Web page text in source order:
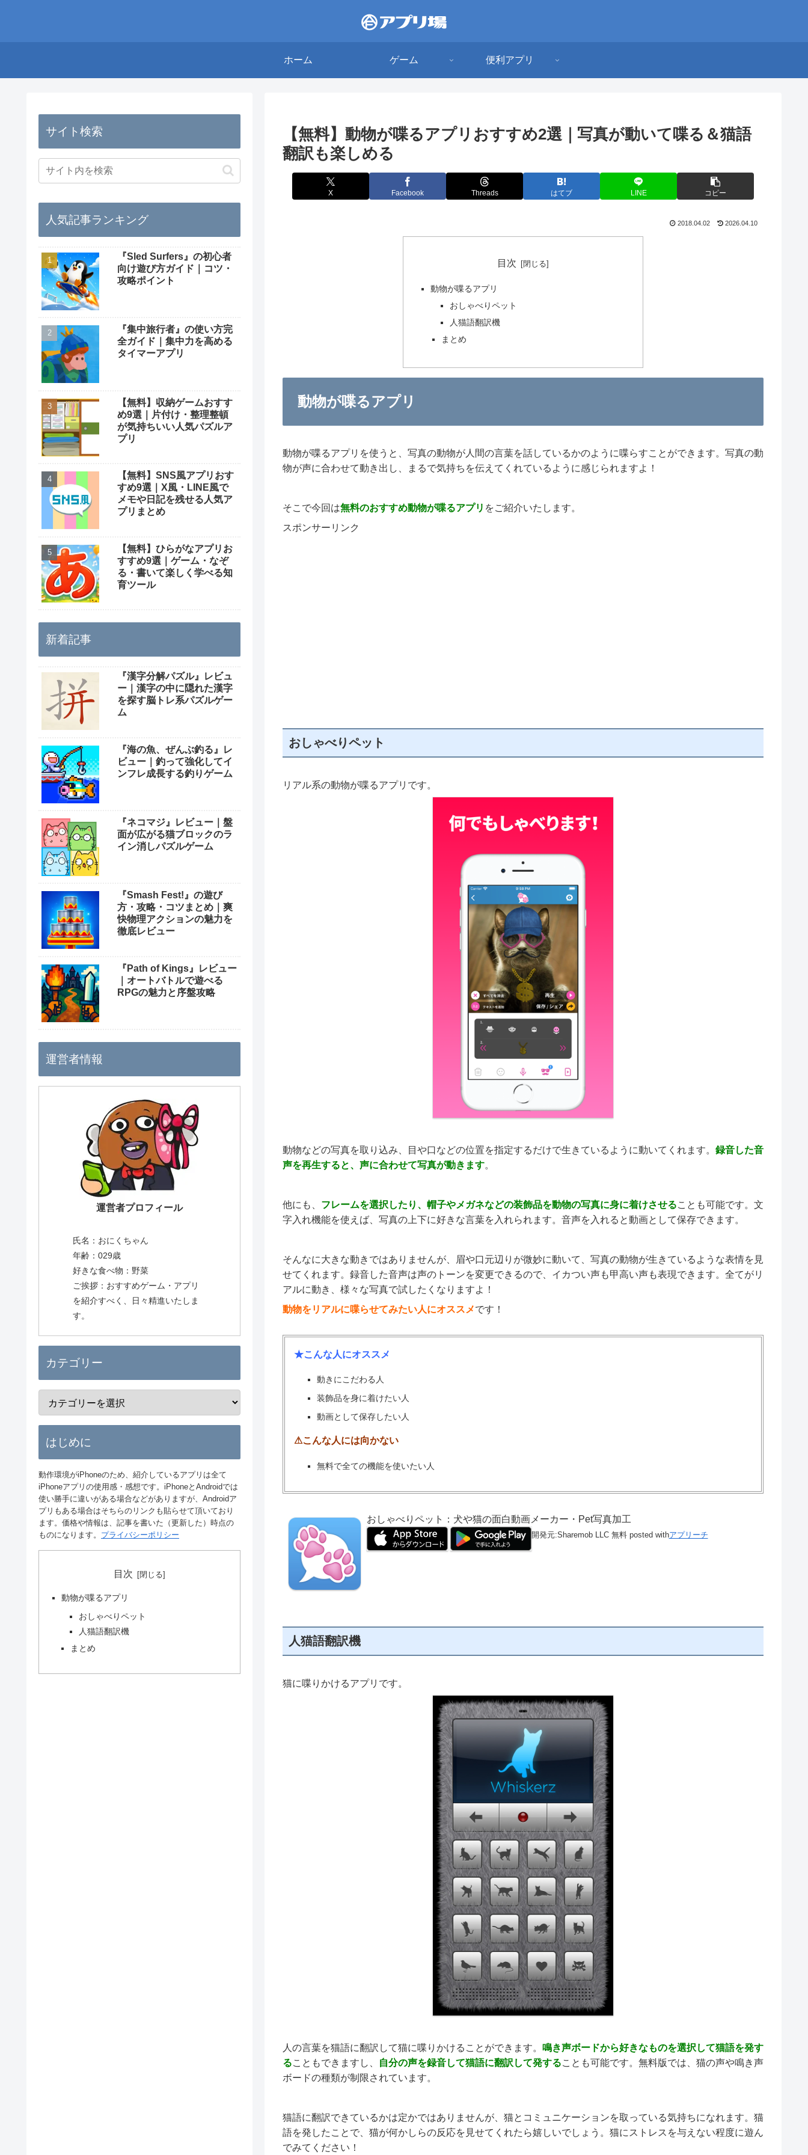
ホーム ゲーム 便利アプリ
【無料】動物が喋るアプリおすすめ2選｜写真が動いて喋る＆猫語
翻訳も楽しめる
X Facebook Threads はてブ LINE コピー
2018.04.02 2026.04.10
目次
動物が喋るアプリ
おしゃべりペット
人猫語翻訳機
まとめ
動物が喋るアプリ
動物が喋るアプリを使うと、写真の動物が人間の言葉を話しているかのように喋らすことができます。写真の動
物が声に合わせて動き出し、まるで気持ちを伝えてくれているように感じられますよ！
そこで今回は無料のおすすめ動物が喋るアプリ をご紹介いたします。
スポンサーリンク
おしゃべりペット
リアル系の動物が喋るアプリです。
動物などの写真を取り込み、目や口などの位置を指定するだけで生きているように動いてくれます。 録音した音
声を再生すると、声に合わせて写真が動きます。
他にも、 フレームを選択したり、帽子やメガネなどの装飾品を動物の写真に身に着けさせることも可能です。文
字入れ機能を使えば、写真の上下に好きな言葉を入れられます。音声を入れると動画として保存できます。
そんなに大きな動きではありませんが、眉や口元辺りが微妙に動いて、写真の動物が生きているような表情を見
せてくれます。録音した音声は声のトーンを変更できるので、イカつい声も甲高い声も表現できます。全てがリ
アルに動き、様々な写真で試したくなりますよ！
動物をリアルに喋らせてみたい人にオススメです！
★こんな人にオススメ
動きにこだわる人
装飾品を身に着けたい人
動画として保存したい人
⚠こんな人には向かない
無料で全ての機能を使いたい人
おしゃべりペット：犬や猫の面白動画メーカー・Pet写真加工
開発元:Sharemob LLC 無料 posted withアプリーチ
人猫語翻訳機
猫に喋りかけるアプリです。
人の言葉を猫語に翻訳して猫に喋りかけることができます。 鳴き声ボードから好きなものを選択して猫語を発す
ることもできますし、 自分の声を録音して猫語に翻訳して発することも可能です。無料版では、猫の声や鳴き声
ボードの種類が制限されています。
猫語に翻訳できているかは定かではありませんが、猫とコミュニケーションを取っている気持ちになれます。猫
語を発したことで、猫が何かしらの反応を見せてくれたら嬉しいでしょう。猫にストレスを与えない程度に遊ん
でみてください！
サイト検索
人気記事ランキング
『Sled Surfers』の初心者
向け遊び方ガイド｜コツ・
攻略ポイント
『集中旅行者』の使い方完
全ガイド｜集中力を高める
タイマーアプリ
【無料】収納ゲームおすす
め9選｜片付け・整理整頓
が気持ちいい人気パズルア
プリ
【無料】SNS風アプリおす
すめ9選｜X風・LINE風で
メモや日記を残せる人気ア
プリまとめ
【無料】ひらがなアプリお
すすめ9選｜ゲーム・なぞ
る・書いて楽しく学べる知
育ツール
新着記事
『漢字分解パズル』レビュ
ー｜漢字の中に隠れた漢字
を探す脳トレ系パズルゲー
ム
『海の魚、ぜんぶ釣る』レ
ビュー｜釣って強化してイ
ンフレ成長する釣りゲーム
『ネコマジ』レビュー｜盤
面が広がる猫ブロックのラ
イン消しパズルゲーム
『Smash Fest!』の遊び
方・攻略・コツまとめ｜爽
快物理アクションの魅力を
徹底レビュー
『Path of Kings』レビュー
｜オートバトルで遊べる
RPGの魅力と序盤攻略
運営者情報
運営者プロフィール
氏名：おにくちゃん
年齢：029歳
好きな食べ物：野菜
ご挨拶：おすすめゲーム・アプリ
を紹介すべく、日々精進いたしま
す。
カテゴリー
はじめに
動作環境がiPhoneのため、紹介しているアプリは全て
iPhoneアプリの使用感・感想です。iPhoneとAndroidでは
使い勝手に違いがある場合などがありますが、Androidア
プリもある場合はそちらのリンクも貼らせて頂いており
ます。価格や情報は、記事を書いた（更新した）時点の
ものになります。 プライバシーポリシー
目次
動物が喋るアプリ
おしゃべりペット
人猫語翻訳機
まとめ